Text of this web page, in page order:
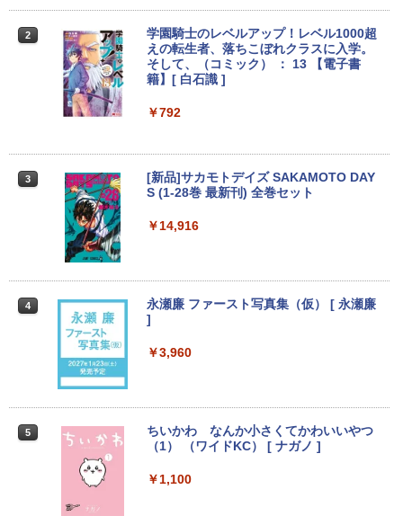
￥11,980
軽量 小型 レッツノート SV8 12.1型 第8
C Webカメラ Windows11 Pro MS offic
e2019 搭載 ノートパソコン 訳あり Let's
note レビュー投稿で180日保証
￥26,800
MS Office 2024 H&B 搭載｜中古ノート
パソコン Windows11 Office付｜Core i5
第10世代 以降 メモリ 8GB SSD 256GB
｜富士通 LIFEBOOK A5510｜中古 ノー
トパソコン オフィス付き 中古PC ノート
PC｜テンキー WEBカメラ 内蔵 Bluetoo
￥34,800
ノートパソコン 14インチ 新品 Windows
11 Pro Office搭載 日本語キーボード メ
2
【期間限定5%OFFクーポン 8/12 10時ま
で】 ゲーミングモニター モニター 24.5
インチ 24インチ 180Hz 180hz FHD フリ
ッカーレス 24.5型 FullHD ブルーライト
ブラック MAXZEN MGM25IC03 マクス
￥11,980
【期間限定10%OFFクーポン 8/12 10時
ーフリー ブルーライトカット モニター
ディスプレイ MAXZEN MGM27IC04-F2
40
￥13,980
ASUS エイスース 液晶ディスプレイ Ey
e Care [ 27型 / フルHD(1920×1080) / ワ
イド ] VA279HG
￥15,800
2
学園騎士のレベルアップ！レベル1000超
えの転生者、落ちこぼれクラスに入学。
そして、（コミック） ： 13 【電子書
籍】[ 白石識 ]
￥792
3
[新品]サカモトデイズ SAKAMOTO DAY
S (1-28巻 最新刊) 全巻セット
￥14,916
4
永瀬廉 ファースト写真集（仮） [ 永瀬廉
]
￥3,960
5
ちいかわ なんか小さくてかわいいやつ
（1） （ワイドKC） [ ナガノ ]
￥1,100